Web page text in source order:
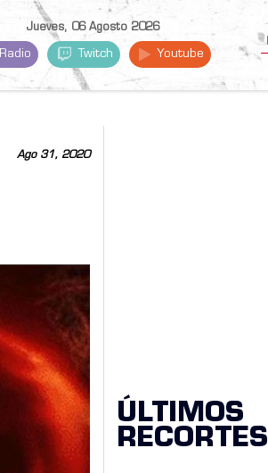
Jueves, 06 Agosto 2026
Radio Twitch Youtube
Ago 31, 2020
ÚLTIMOS
RECORTES